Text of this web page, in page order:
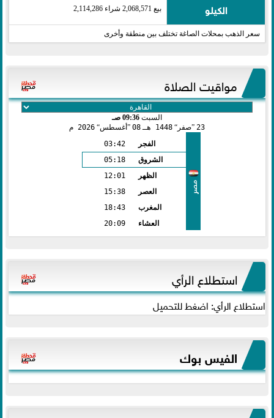
الكيلو بيع 2,068,571 شراء 2,114,286
سعر الذهب بمحلات الصاغة تختلف بين منطقة وأخرى
مواقيت الصلاة
السبت 09:36 صـ
23 صفر 1448 هـ 08 أغسطس 2026 م
مصر
الفجر
03:42
الشروق
05:18
الظهر
12:01
العصر
15:38
المغرب
18:43
العشاء
20:09
استطلاع الرأي
استطلاع الرأي: اضغط للتحميل
الفيس بوك